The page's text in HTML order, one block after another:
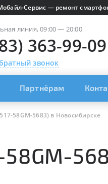
Сервис — ремонт
линия, 09:00 — 20:00
363-99-09
звонок
Партнёрам
58GM-5683) в Новосибирске